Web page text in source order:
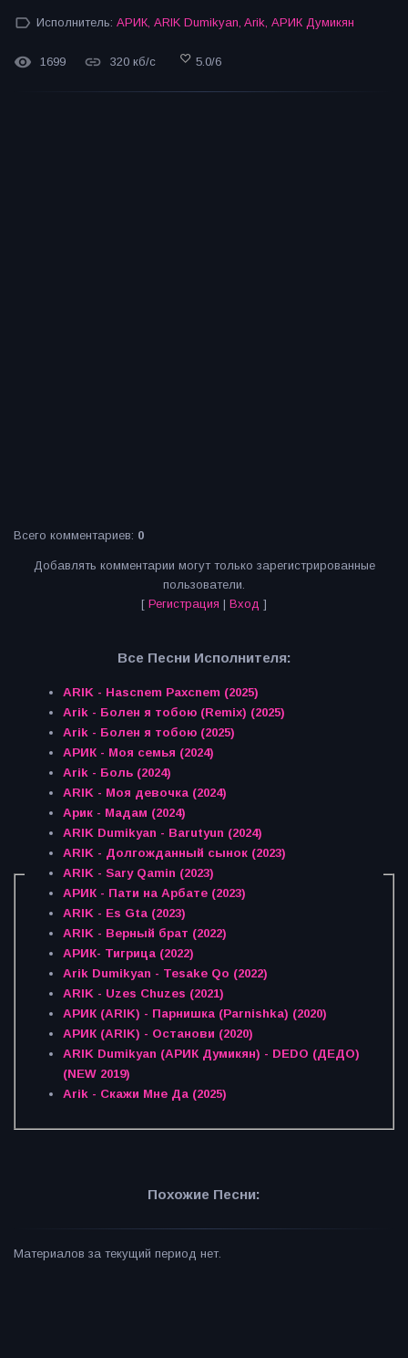
Исполнитель: АРИК ARIK Dumikyan Arik АРИК Думикян
1699 320 кб/с 5.0/6
Всего комментариев: 0
Добавлять комментарии могут только зарегистрированные
пользователи.
[ Регистрация | Вход ]
Все Песни Исполнителя:
ARIK - Hascnem Paxcnem (2025)
Arik - Болен я тобою (Remix) (2025)
Arik - Болен я тобою (2025)
АРИК - Моя семья (2024)
Arik - Боль (2024)
ARIK - Моя девочка (2024)
Арик - Мадам (2024)
ARIK Dumikyan - Barutyun (2024)
ARIK - Долгожданный сынок (2023)
ARIK - Sary Qamin (2023)
АРИК - Пати на Арбате (2023)
ARIK - Es Gta (2023)
ARIK - Верный брат (2022)
АРИК- Тигрица (2022)
Arik Dumikyan - Tesake Qo (2022)
ARIK - Uzes Chuzes (2021)
АРИК (ARIK) - Парнишка (Parnishka) (2020)
АРИК (ARIK) - Останови (2020)
ARIK Dumikyan (АРИК Думикян) - DEDO (ДЕДО)
(NEW 2019)
Arik - Скажи Мне Да (2025)
Похожие Песни:
Материалов за текущий период нет.